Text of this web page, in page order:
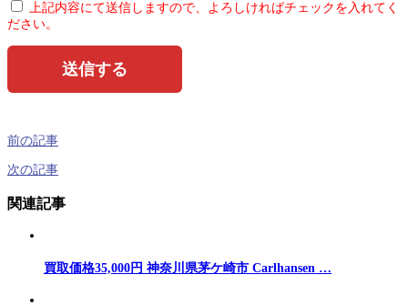
上記内容にて送信しますので、よろしければチェックを入れてく
ださい。
前の記事
次の記事
関連記事
買取価格35,000円 神奈川県茅ケ崎市 Carlhansen …